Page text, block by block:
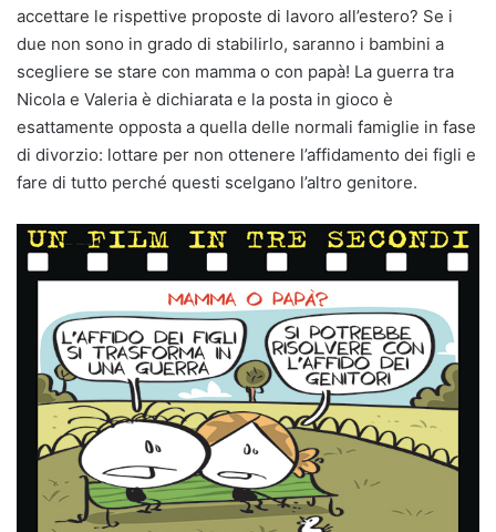
accettare le rispettive proposte di lavoro all’estero? Se i
due non sono in grado di stabilirlo, saranno i bambini a
scegliere se stare con mamma o con papà! La guerra tra
Nicola e Valeria è dichiarata e la posta in gioco è
esattamente opposta a quella delle normali famiglie in fase
di divorzio: lottare per non ottenere l’affidamento dei figli e
fare di tutto perché questi scelgano l’altro genitore.